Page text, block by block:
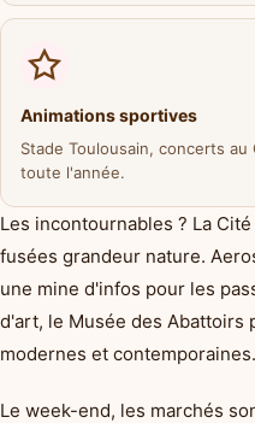
Animations sportives
Stade Toulousain, concerts
toute l'année.
Les incontournables ? La
fusées grandeur nature.
une mine d'infos pour les
d'art, le Musée des Abattoirs
modernes et contemporaines.
Le week-end, les marchés